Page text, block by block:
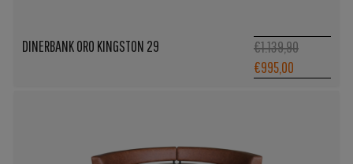
DINERBANK ORO KINGSTON 29 €1.139,90
€995,00